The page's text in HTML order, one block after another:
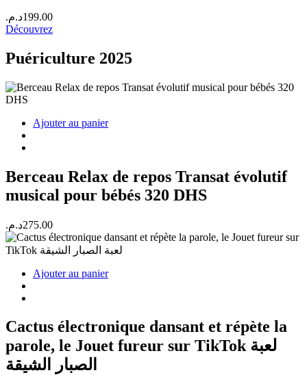
199.00د.م.
Découvrez
Puériculture 2025
Ajouter au panier
Berceau Relax de repos Transat évolutif
musical pour bébés 320 DHS
275.00د.م.
Ajouter au panier
Cactus électronique dansant et répète la
parole, le Jouet fureur sur TikTok لعبة
الصبار الشيقة